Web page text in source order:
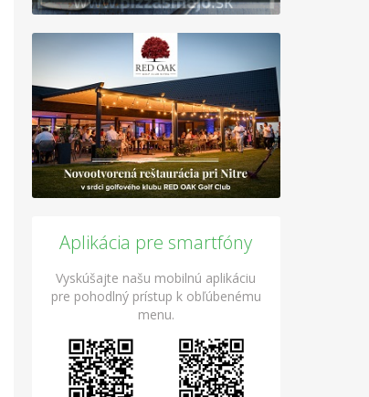
Aplikácia pre smartfóny
Vyskúšajte našu mobilnú aplikáciu
pre pohodlný prístup k obľúbenému
menu.